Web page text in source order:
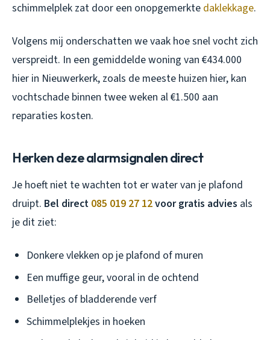
schimmelplek zat door een onopgemerkte daklekkage.
Volgens mij onderschatten we vaak hoe snel vocht zich
verspreidt. In een gemiddelde woning van €434.000
hier in Nieuwerkerk, zoals de meeste huizen hier, kan
vochtschade binnen twee weken al €1.500 aan
reparaties kosten.
Herken deze alarmsignalen direct
Je hoeft niet te wachten tot er water van je plafond
druipt. Bel direct 085 019 27 12voor gratis advies als
je dit ziet:
Donkere vlekken op je plafond of muren
Een muffige geur, vooral in de ochtend
Belletjes of bladderende verf
Schimmelplekjes in hoeken